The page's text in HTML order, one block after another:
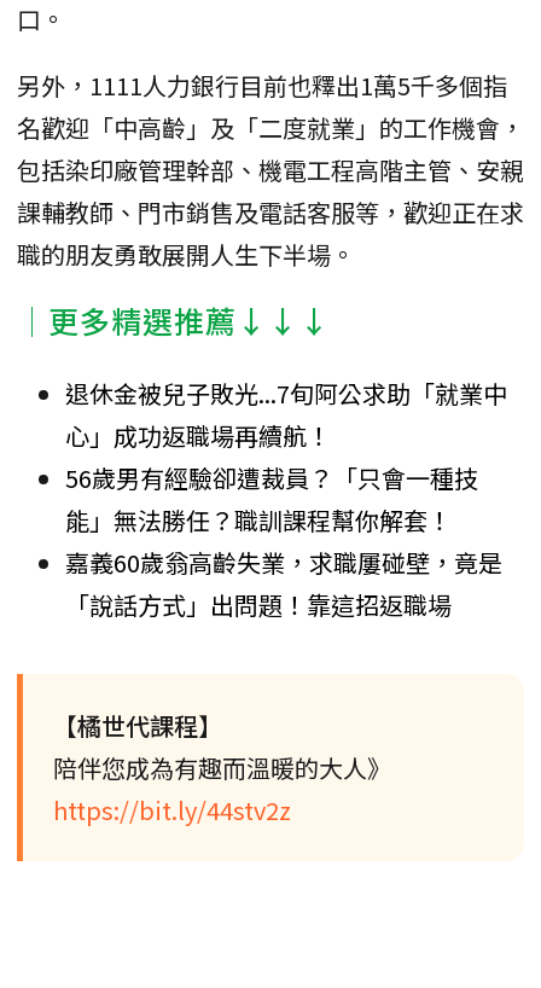
口。
另外，1111人力銀行目前也釋出1萬5千多個指
名歡迎「中高齡」及「二度就業」的工作機會，
包括染印廠管理幹部、機電工程高階主管、安親
課輔教師、門市銷售及電話客服等，歡迎正在求
職的朋友勇敢展開人生下半場。
│更多精選推薦↓↓↓
退休金被兒子敗光...7旬阿公求助「就業中
心」成功返職場再續航！
56歲男有經驗卻遭裁員？「只會一種技
能」無法勝任？職訓課程幫你解套！
嘉義60歲翁高齡失業，求職屢碰壁，竟是
「說話方式」出問題！靠這招返職場
【橘世代課程】
陪伴您成為有趣而溫暖的大人》
https://bit.ly/44stv2z